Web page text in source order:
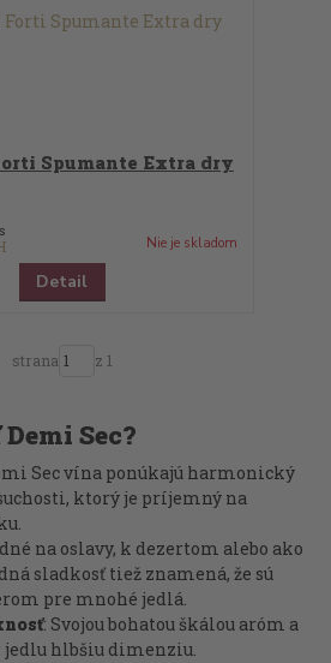
Spumante Extra dry
Nie je skladom
Detail
strana z 1
Sec?
Sec vína ponúkajú harmonický
ktorý je príjemný na
na oslavy, k dezertom alebo ako
sladkosť tiež znamená, že sú
pre mnohé jedlá.
: Svojou bohatou škálou aróm a
hlbšiu dimenziu.